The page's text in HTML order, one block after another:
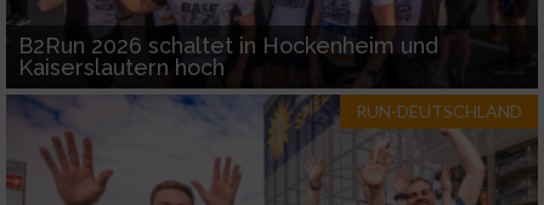
B2Run 2026 schaltet in Hockenheim und
Kaiserslautern hoch
RUN-DEUTSCHLAND